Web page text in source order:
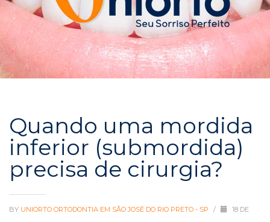
Quando uma mordida
inferior (submordida)
precisa de cirurgia?
BY UNIORTO ORTODONTIA EM SÃO JOSÉ DO RIO PRETO - SP /
18 DE